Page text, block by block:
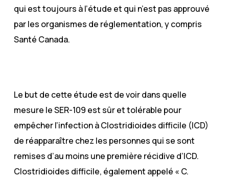
qui est toujours à l’étude et qui n’est pas approuvé
par les organismes de réglementation, y compris
Santé Canada.
Le but de cette étude est de voir dans quelle
mesure le SER-109 est sûr et tolérable pour
empêcher l’infection à Clostridioides difficile (ICD)
de réapparaître chez les personnes qui se sont
remises d’au moins une première récidive d’ICD.
Clostridioides difficile, également appelé « C.